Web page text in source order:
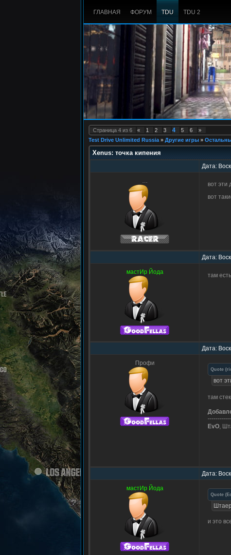
ГЛАВНАЯ ФОРУМ TDU TDU 2
Страница 4 из 6 « 1 2 3 4 5 6
»
Test Drive Unlimited Russia » Другие игры »
Xenus: точка кипения
Дата:
…
вот эти
вот
Дата:
мастИр Йода там
Дата:
Профи
Quote (
вот
там
EvO,
Дата:
мастИр Йода
Quote (
Штаер
и это